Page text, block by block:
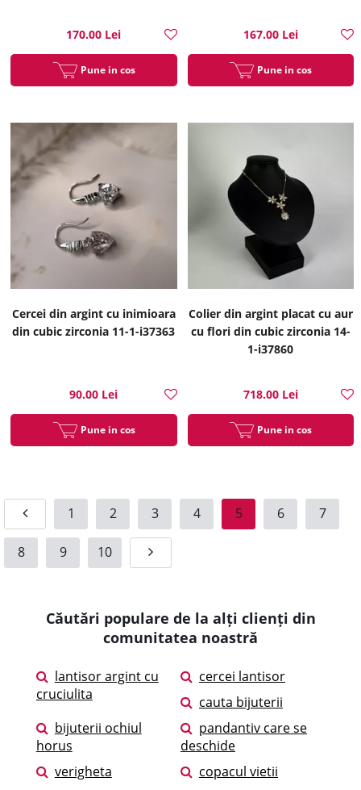
170.00 Lei
Pune in cos
167.00 Lei
Pune in cos
Cercei din argint cu inimioara
din cubic zirconia 11-1-i37363
90.00 Lei
Pune in cos
Colier din argint placat cu aur
cu flori din cubic zirconia 14-
1-i37860
718.00 Lei
Pune in cos
1 2 3 4 5 6 7
8 9 10
Căutări populare de la alți clienți din
comunitatea noastră
lantisor argint cu
cruciulita
cercei lantisor
cauta bijuterii
bijuterii ochiul
horus
pandantiv care se
deschide
verigheta
copacul vietii